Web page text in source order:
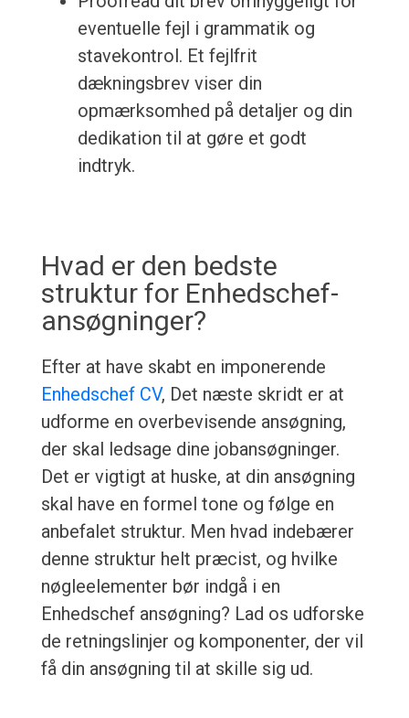
eventuelle fejl i grammatik og
stavekontrol. Et fejlfrit
dækningsbrev viser din
opmærksomhed på detaljer og din
dedikation til at gøre et godt
indtryk.
Hvad er den bedste
struktur for Enhedschef-
ansøgninger?
Efter at have skabt en imponerende
Enhedschef CV, Det næste skridt er at
udforme en overbevisende ansøgning,
der skal ledsage dine jobansøgninger.
Det er vigtigt at huske, at din ansøgning
skal have en formel tone og følge en
anbefalet struktur. Men hvad indebærer
denne struktur helt præcist, og hvilke
nøgleelementer bør indgå i en
Enhedschef ansøgning? Lad os udforske
de retningslinjer og komponenter, der vil
få din ansøgning til at skille sig ud.